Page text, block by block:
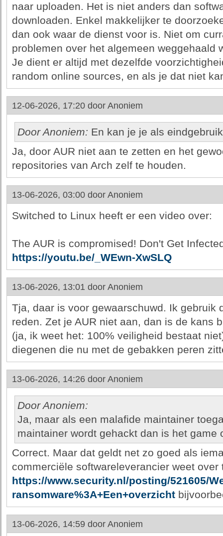
naar uploaden. Het is niet anders dan
downloaden. Enkel makkelijker te
dan ook waar de dienst voor is. Niet om
problemen over het algemeen weggehaald
Je dient er altijd met dezelfde
random online sources, en als je dat niet
12-06-2026, 17:20 door Anoniem
Door Anoniem: En kan je je als
Ja, door AUR niet aan te zetten en het
repositories van Arch zelf te houden.
13-06-2026, 03:00 door Anoniem
Switched to Linux heeft er een video over:
The AUR is compromised! Don't Get
https://youtu.be/_WEwn-XwSLQ
13-06-2026, 13:01 door Anoniem
Tja, daar is voor gewaarschuwd. Ik gebruik
reden. Zet je AUR niet aan, dan is de kans
(ja, ik weet het: 100% veiligheid bestaat
diegenen die nu met de gebakken peren
13-06-2026, 14:26 door Anoniem
Door Anoniem:
Ja, maar als een malafide maintainer
maintainer wordt gehackt dan is het game
Correct. Maar dat geldt net zo goed als
commerciële softwareleverancier weet over
https://www.security.nl/posting/521605/
ransomware%3A+Een+overzicht
13-06-2026, 14:59 door Anoniem